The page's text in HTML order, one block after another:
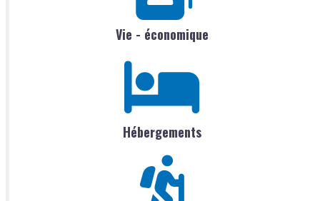
Vie - économique
Hébergements